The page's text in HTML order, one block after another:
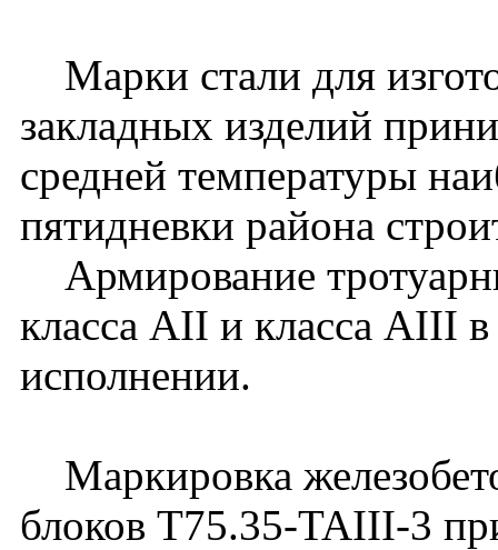
Марки стали для
закладных изделий
средней температуры
пятидневки района
Армирование
класса АII и класса АIII
исполнении.
Маркировка
блоков Т75.35-TAIII-3